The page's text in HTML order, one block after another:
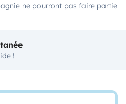
ne pourront pas faire partie
!